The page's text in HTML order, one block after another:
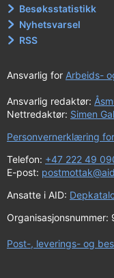
Besøksstatistikk
Nyhetsvarsel
RSS
Ansvarlig for Arbeids-
Ansvarlig redaktør:
Nettredaktør: Simen
Personvernerklæring
Telefon: +47 222 49
E-post:
Ansatte i AID:
Post-, leverings- og